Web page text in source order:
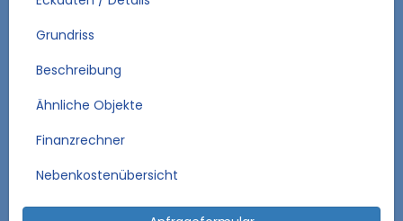
Grundriss
Beschreibung
Ähnliche Objekte
Finanzrechner
Nebenkostenübersicht